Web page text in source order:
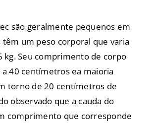
são geralmente pequenos em
têm um peso corporal que varia
kg. Seu comprimento de corpo
40 centímetros ea maioria
torno de 20 centímetros de
observado que a cauda do
comprimento que corresponde